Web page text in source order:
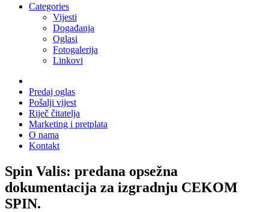
Categories
Vijesti
Događanja
Oglasi
Fotogalerija
Linkovi
Predaj oglas
Pošalji vijest
Riječ čitatelja
Marketing i pretplata
O nama
Kontakt
Spin Valis: predana opsežna
dokumentacija za izgradnju CEKOM
SPIN.